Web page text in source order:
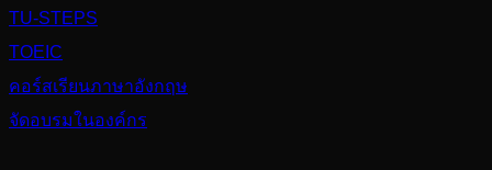
TU-STEPS
TOEIC
คอร์สเรียนภาษาอังกฤษ
จัดอบรมในองค์กร